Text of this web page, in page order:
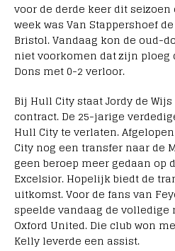
voor de derde keer dit seizoen
week was Van Stappershoef
Bristol. Vandaag kon de oud-
niet voorkomen dat zijn ploeg
Dons met 0-2 verloor.
Bij Hull City staat Jordy de
contract. De 25-jarige
Hull City te verlaten.
City nog een transfer naar de
geen beroep meer gedaan op
Excelsior. Hopelijk biedt de
uitkomst. Voor de fans van
speelde vandaag de
Oxford United. Die club won
Kelly leverde een assist.